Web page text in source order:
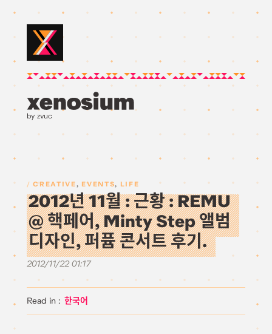
by zvuc
CREATIVE, EVENTS, LIFE
2012년 11월 : 근황 : REMU
@ 핵페어, Minty Step 앨범
디자인, 퍼퓸 콘서트 후기.
2012/11/22 01:17
한국어